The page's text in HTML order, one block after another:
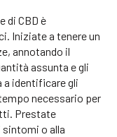
di CBD è
Iniziate a tenere un
annotando il
assunta e gli
identificare gli
necessario per
Prestate
o alla